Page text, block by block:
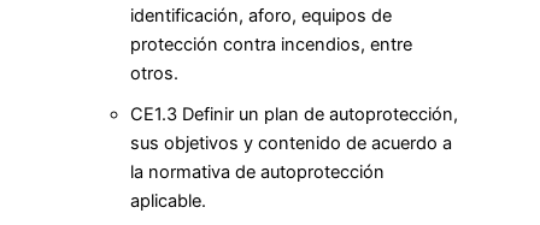
identificación, aforo, equipos de
protección contra incendios, entre
otros.
CE1.3 Definir un plan de autoprotección,
sus objetivos y contenido de acuerdo a
la normativa de autoprotección
aplicable.